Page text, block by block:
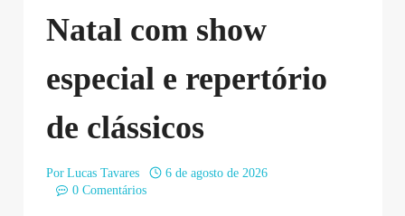
Natal com show
especial e repertório
de clássicos
Por Lucas Tavares
6 de agosto de 2026
0 Comentários